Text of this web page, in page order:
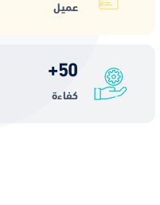
عميل
+50
كفاءة